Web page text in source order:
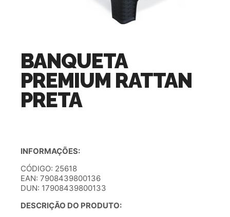
BANQUETA
PREMIUM RATTAN
PRETA
INFORMAÇÕES:
CÓDIGO: 25618
EAN: 7908439800136
DUN: 17908439800133
DESCRIÇÃO DO PRODUTO: